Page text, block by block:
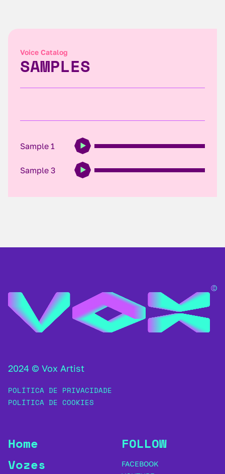
Voice Catalog
SAMPLES
Sample 1
Sample 3
2024 © Vox Artist
POLÍTICA DE PRIVACIDADE
POLÍTICA DE COOKIES
Home
Vozes
FOLLOW
FACEBOOK